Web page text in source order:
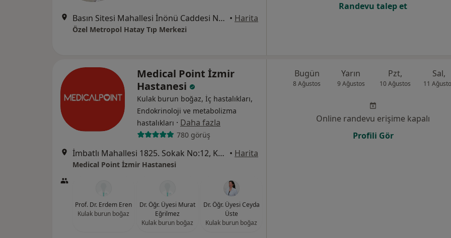
Basın Sitesi Mahallesi İnönü Caddesi No:471/A , İzmir, Karabağlar • Harita
Özel Metropol Hatay Tıp Merkezi
Randevu talep et
Medical Point İzmir
Hastanesi
Kulak burun boğaz, İç hastalıkları,
Endokrinoloji ve metabolizma
hastalıkları · Daha fazla
780 görüş
İmbatlı Mahallesi 1825. Sokak No:12, Karşıyaka • Harita
Medical Point İzmir Hastanesi
Prof. Dr. Erdem Eren
Kulak burun boğaz
Dr. Öğr. Üyesi Murat
Eğrilmez
Kulak burun boğaz
Dr. Öğr. Üyesi Ceyda
Üste
Kulak burun boğaz
Bugün
8 Ağustos
Yarın
9 Ağustos
Pzt,
10 Ağustos
Sal,
11
Online randevu erişime kapalı
Profili Gör